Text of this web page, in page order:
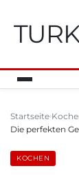
Startseite
Die perfekten
KOCHEN